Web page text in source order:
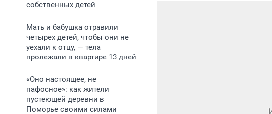
собственных детей
Мать и бабушка отравили
четырех детей, чтобы они не
уехали к отцу, — тела
пролежали в квартире 13 дней
«Оно настоящее, не
пафосное»: как жители
пустеющей деревни в
Поморье своими силами